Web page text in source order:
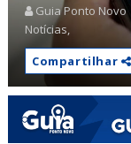
Guia Ponto Novo
Notícias,
Compartilhar